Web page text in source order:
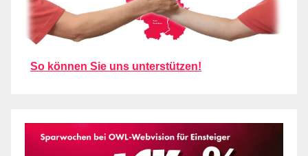
So können Sie uns unterstützen!